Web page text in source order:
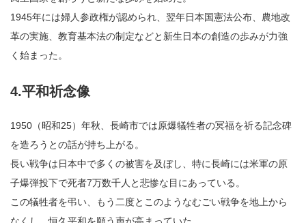
1945年には婦人参政権が認められ、翌年日本国憲法公布、農地改
革の実施、教育基本法の制定などと新生日本の創造の歩みが力強
く始まった。
4.平和祈念像
1950（昭和25）年秋、長崎市では原爆犠牲者の冥福を祈る記念碑
を造ろうとの話が持ち上がる。
長い戦争は日本中で多くの被害を及ぼし、特に長崎には米軍の原
子爆弾投下で死者7万数千人と悲惨な目にあっている。
この犠牲者を弔い、もう二度とこのようなむごい戦争を地上から